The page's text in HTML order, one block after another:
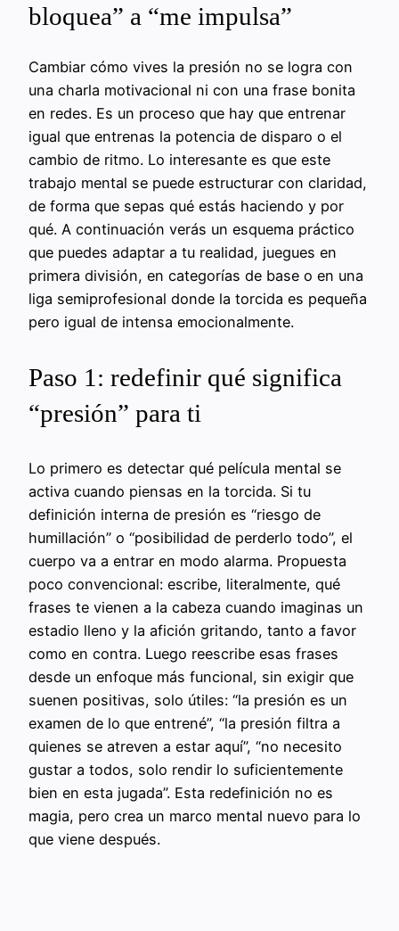
bloquea” a “me impulsa”
Cambiar cómo vives la presión no se logra con
una charla motivacional ni con una frase bonita
en redes. Es un proceso que hay que entrenar
igual que entrenas la potencia de disparo o el
cambio de ritmo. Lo interesante es que este
trabajo mental se puede estructurar con claridad,
de forma que sepas qué estás haciendo y por
qué. A continuación verás un esquema práctico
que puedes adaptar a tu realidad, juegues en
primera división, en categorías de base o en una
liga semiprofesional donde la torcida es pequeña
pero igual de intensa emocionalmente.
Paso 1: redefinir qué significa
“presión” para ti
Lo primero es detectar qué película mental se
activa cuando piensas en la torcida. Si tu
definición interna de presión es “riesgo de
humillación” o “posibilidad de perderlo todo”, el
cuerpo va a entrar en modo alarma. Propuesta
poco convencional: escribe, literalmente, qué
frases te vienen a la cabeza cuando imaginas un
estadio lleno y la afición gritando, tanto a favor
como en contra. Luego reescribe esas frases
desde un enfoque más funcional, sin exigir que
suenen positivas, solo útiles: “la presión es un
examen de lo que entrené”, “la presión filtra a
quienes se atreven a estar aquí”, “no necesito
gustar a todos, solo rendir lo suficientemente
bien en esta jugada”. Esta redefinición no es
magia, pero crea un marco mental nuevo para lo
que viene después.